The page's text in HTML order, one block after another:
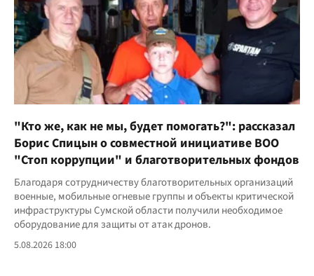
"Кто же, как не мы, будет помогать?": рассказал
Борис Спицын о совместной инициативе ВОО
"Стоп коррупции" и благотворительных фондов
Благодаря сотрудничеству благотворительных организаций
военные, мобильные огневые группы и объекты критической
инфраструктуры Сумской области получили необходимое
оборудование для защиты от атак дронов.
5.08.2026 18:00